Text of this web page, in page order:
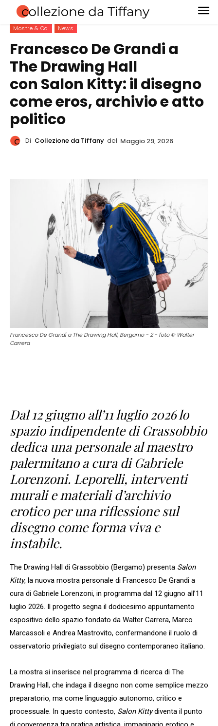
Mostre & Co. News
Francesco De Grandi a
The Drawing Hall
con Salon Kitty: il disegno
come eros, archivio e atto
politico
Di Collezione da Tiffany del Maggio 29, 2026
Francesco De Grandi a The Drawing Hall, Bergamo - 2 - foto © Walter
Carrera
Dal 12 giugno all’11 luglio 2026 lo
spazio indipendente di Grassobbio
dedica una personale al maestro
palermitano a cura di Gabriele
Lorenzoni. Leporelli, interventi
murali e materiali d’archivio
erotico per una riflessione sul
disegno come forma viva e
instabile.
The Drawing Hall di Grassobbio (Bergamo) presenta Salon
Kitty, la nuova mostra personale di Francesco De Grandi a
cura di Gabriele Lorenzoni, in programma dal 12 giugno all’11
luglio 2026. Il progetto segna il dodicesimo appuntamento
espositivo dello spazio fondato da Walter Carrera, Marco
Marcassoli e Andrea Mastrovito, confermandone il ruolo di
osservatorio privilegiato sul disegno contemporaneo italiano.
La mostra si inserisce nel programma di ricerca di The
Drawing Hall, che indaga il disegno non come semplice mezzo
preparatorio, ma come linguaggio autonomo, critico e
processuale. In questo contesto, Salon Kittydiventa il punto